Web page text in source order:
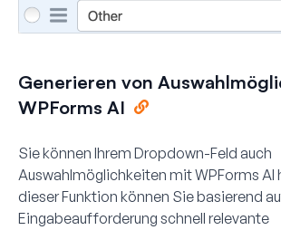
Generieren von
WPForms AI
Sie können Ihrem Dropdown-Feld auch
Auswahlmöglichkeiten mit WPForms AI
dieser Funktion können Sie basierend
Eingabeaufforderung schnell relevante